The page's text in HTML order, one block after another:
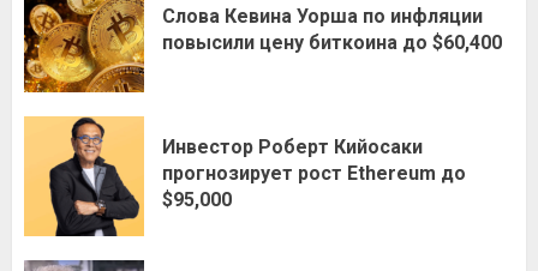
Слова Кевина Уорша по инфляции
повысили цену биткоина до $60,400
Инвестор Роберт Кийосаки
прогнозирует рост Ethereum до
$95,000